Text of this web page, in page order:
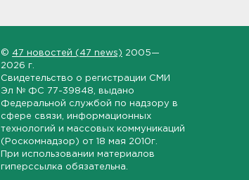
© 47 новостей (47 news) 2005—
2026 г.
Свидетельство о регистрации СМИ
Эл № ФС 77-39848 , выдано
Федеральной службой по надзору в
сфере связи, информационных
технологий и массовых коммуникаций
(Роскомнадзор) от 18 мая 2010г.
При использовании материалов
гиперссылка обязательна.